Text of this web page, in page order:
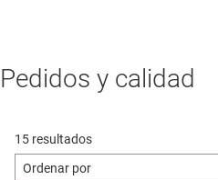
Pedidos y calidad